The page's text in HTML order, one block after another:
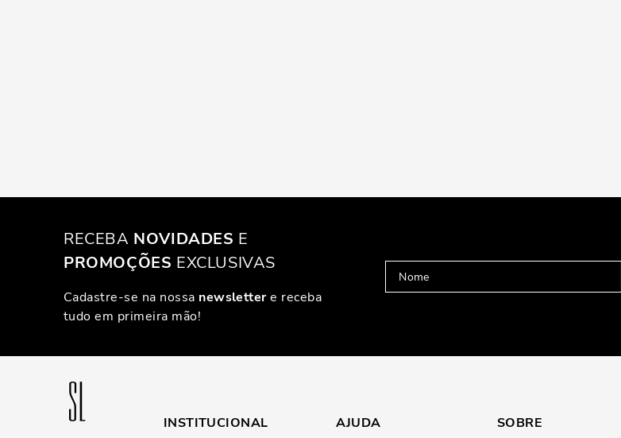
RECEBA NOVIDADES E
PROMOÇÕES EXCLUSIVAS
Cadastre-se na nossa newslettere receba
tudo em primeira mão!
INSTITUCIONAL AJUDA SOBRE